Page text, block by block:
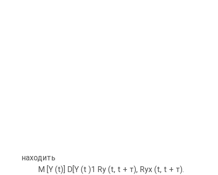
находить
M [Y (t)] D[Y (t )1 Ry (t, t + т), Ryx (t, t + т).